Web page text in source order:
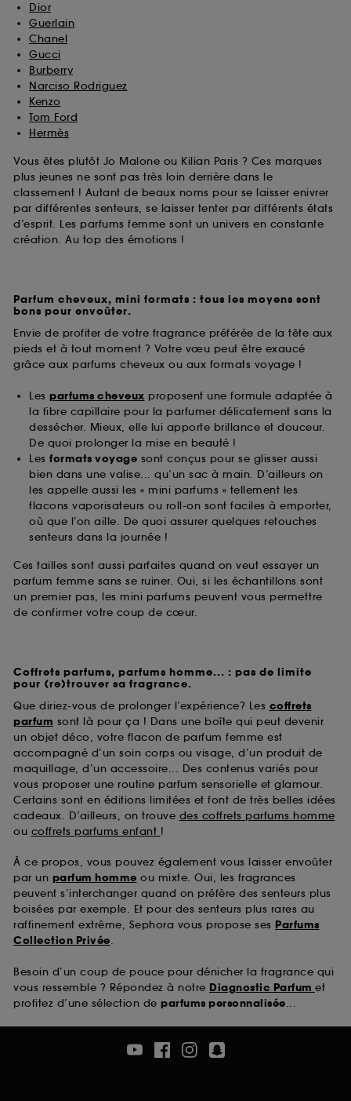
Dior
Guerlain
Chanel
Gucci
Burberry
Narciso Rodriguez
Kenzo
Tom Ford
Hermès
Vous êtes plutôt Jo Malone ou Kilian Paris ? Ces marques
plus jeunes ne sont pas très loin derrière dans le
classement ! Autant de beaux noms pour se laisser enivrer
par différentes senteurs, se laisser tenter par différents états
d’esprit. Les parfums femme sont un univers en constante
création. Au top des émotions !
Parfum cheveux, mini formats : tous les moyens sont
bons pour envoûter.
Envie de profiter de votre fragrance préférée de la tête aux
pieds et à tout moment ? Votre vœu peut être exaucé
grâce aux parfums cheveux ou aux formats voyage !
Les parfums cheveux proposent une formule adaptée à
la fibre capillaire pour la parfumer délicatement sans la
dessécher. Mieux, elle lui apporte brillance et douceur.
De quoi prolonger la mise en beauté !
Les formats voyage sont conçus pour se glisser aussi
bien dans une valise... qu’un sac à main. D’ailleurs on
les appelle aussi les « mini parfums » tellement les
flacons vaporisateurs ou roll-on sont faciles à emporter,
où que l’on aille. De quoi assurer quelques retouches
senteurs dans la journée !
Ces tailles sont aussi parfaites quand on veut essayer un
parfum femme sans se ruiner. Oui, si les échantillons sont
un premier pas, les mini parfums peuvent vous permettre
de confirmer votre coup de cœur.
Coffrets parfums, parfums homme... : pas de limite
pour (re)trouver sa fragrance.
Que diriez-vous de prolonger l’expérience? Les coffrets
parfum sont là pour ça ! Dans une boîte qui peut devenir
un objet déco, votre flacon de parfum femme est
accompagné d’un soin corps ou visage, d’un produit de
maquillage, d’un accessoire... Des contenus variés pour
vous proposer une routine parfum sensorielle et glamour.
Certains sont en éditions limitées et font de très belles idées
cadeaux. D’ailleurs, on trouve des coffrets parfums homme
ou coffrets parfums enfant !
À ce propos, vous pouvez également vous laisser envoûter
par un parfum homme ou mixte. Oui, les fragrances
peuvent s’interchanger quand on préfère des senteurs plus
boisées par exemple. Et pour des senteurs plus rares au
raffinement extrême, Sephora vous propose ses Parfums
Collection Privée.
Besoin d’un coup de pouce pour dénicher la fragrance qui
vous ressemble ? Répondez à notre Diagnostic Parfum et
profitez d’une sélection de parfums personnalisée...